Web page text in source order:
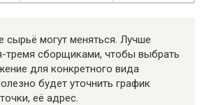
могут меняться. Лучше
тремя сборщиками, чтобы выбрать
для конкретного вида
будет уточнить график
её адрес.